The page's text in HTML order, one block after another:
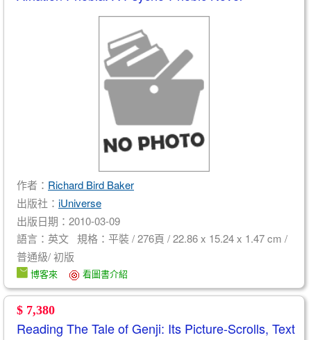
作者： Richard Bird Baker
出版社： iUniverse
出版日期：2010-03-09
語言：英文 規格：平裝 / 276頁 / 22.86 x 15.24 x 1.47 cm /
普通級/ 初版
博客來 看圖書介紹
$ 7,380
Reading The Tale of Genji: Its Picture-Scrolls, Text